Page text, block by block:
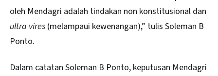
oleh Mendagri adalah tindakan non konstitusional dan
ultra vires (melampaui kewenangan),” tulis Soleman B
Ponto.
Dalam catatan Soleman B Ponto, keputusan Mendagri